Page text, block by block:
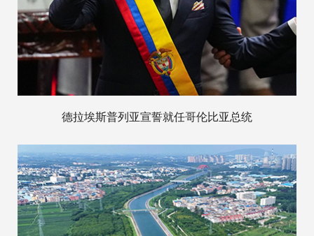
德拉埃斯普列亚宣誓就任哥伦比亚总统